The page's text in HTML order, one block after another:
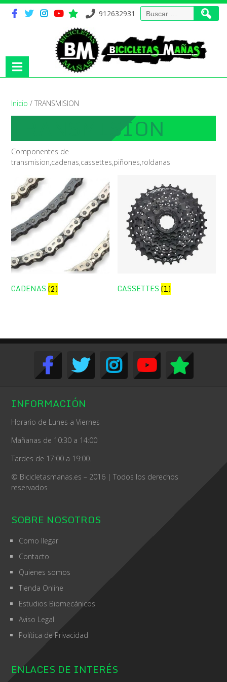
912632931 Buscar:
Inicio / TRANSMISION
TRANSMISION
Componentes de
transmision,cadenas,cassettes,piñones,roldanas
CADENAS(2) CASSETTES(1)
INFORMACIÓN
Horario de Lunes a Viernes
Mañanas de 10:30 a 14:00
Tardes de 17:00 a 19:00.
© Bicicletasmanas.es – 2016 | Todos los derechos
reservados
SOBRE NOSOTROS
Como llegar
Contacto
Quienes somos
Tienda Online
Estudios Biomecánicos
Aviso Legal
Política de Privacidad
ENLACES DE INTERÉS